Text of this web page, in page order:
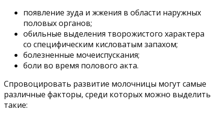
появление зуда и жжения в области наружных
половых органов;
обильные выделения творожистого характера
со специфическим кисловатым запахом;
болезненные мочеиспускания;
боли во время полового акта.
Спровоцировать развитие молочницы могут самые
различные факторы, среди которых можно выделить
такие: